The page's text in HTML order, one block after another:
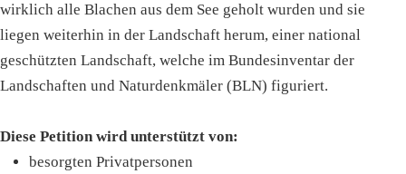
wirklich alle Blachen aus dem See geholt wurden und sie
liegen weiterhin in der Landschaft herum, einer national
geschützten Landschaft, welche im Bundesinventar der
Landschaften und Naturdenkmäler (BLN) figuriert.
Diese Petition wird unterstützt von:
besorgten Privatpersonen